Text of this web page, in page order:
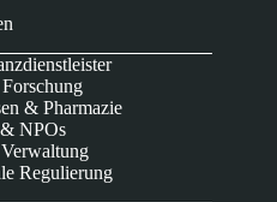
& Pharmazie
NPOs
Regulierung